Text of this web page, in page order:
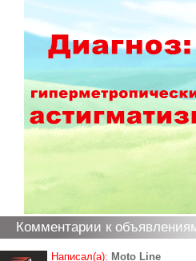
Комментарии к
Написал(а): Moto Line